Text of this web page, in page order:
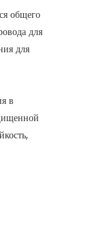
общего
для
для
в